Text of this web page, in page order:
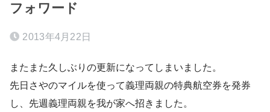
フォワード
2013年4月22日
またまた久しぶりの更新になってしまいました。
先日さやのマイルを使って義理両親の特典航空券を発券
し、先週義理両親を我が家へ招きました。